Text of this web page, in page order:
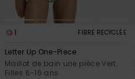
1 FIBRE RECYCLÉE
Letter Up One-Piece
Maillot de bain une pièce Vert
Filles 6-16 ans